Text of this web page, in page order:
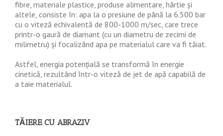
fibre, materiale plastice, produse alimentare, hârtie și
altele, consiste în: apa la o presiune de până la 6.500 bar
cu o viteză echivalentă de 800-1000 m/sec, care trece
printr-o gaură de diamant (cu un diametru de zecimi de
milimetru) și focalizând apa pe materialul care va fi tăiat.
Astfel, energia potențială se transformă în energie
cinetică, rezultând într-o viteză de jet de apă capabilă de
a taie materialul.
TĂIERE CU ABRAZIV